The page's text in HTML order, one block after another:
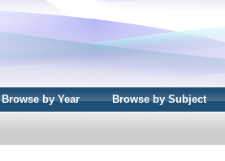
Browse by Year Browse by Subject